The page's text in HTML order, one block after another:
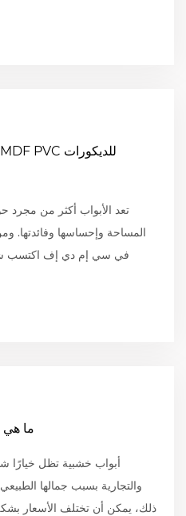
تعد الأبواب أكثر من
في سي إم
ما هي
أبواب خشبية
والتجارية بسبب جمالها
ذلك، يمكن أن تختلف الأسعار